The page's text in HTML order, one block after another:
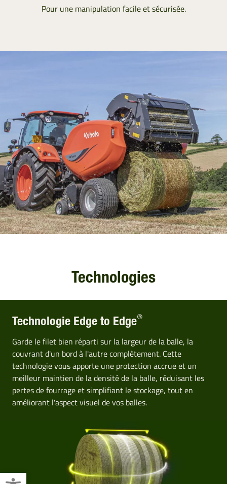
Ouvrir la barre d’outils
Pour une manipulation facile et sécurisée.
Technologies
Technologie Edge to Edge®
Garde le filet bien réparti sur la largeur de la balle, la
couvrant d'un bord à l'autre complètement. Cette
technologie vous apporte une protection accrue et un
meilleur maintien de la densité de la balle, réduisant les
pertes de fourrage et simplifiant le stockage, tout en
améliorant l'aspect visuel de vos balles.